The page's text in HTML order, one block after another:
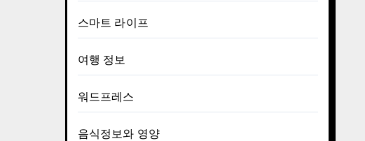
스마트 라이프
여행 정보
워드프레스
음식정보와 영양